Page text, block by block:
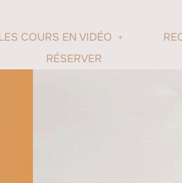
COURS EN VIDÉO
RÉSERVER